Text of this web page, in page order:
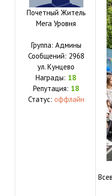
Почетный Житель
Мега Уровня
Группа: Админы
Сообщений: 2968
ул. Кунцево
Награды: 18
Репутация: 18
Статус: оффлайн